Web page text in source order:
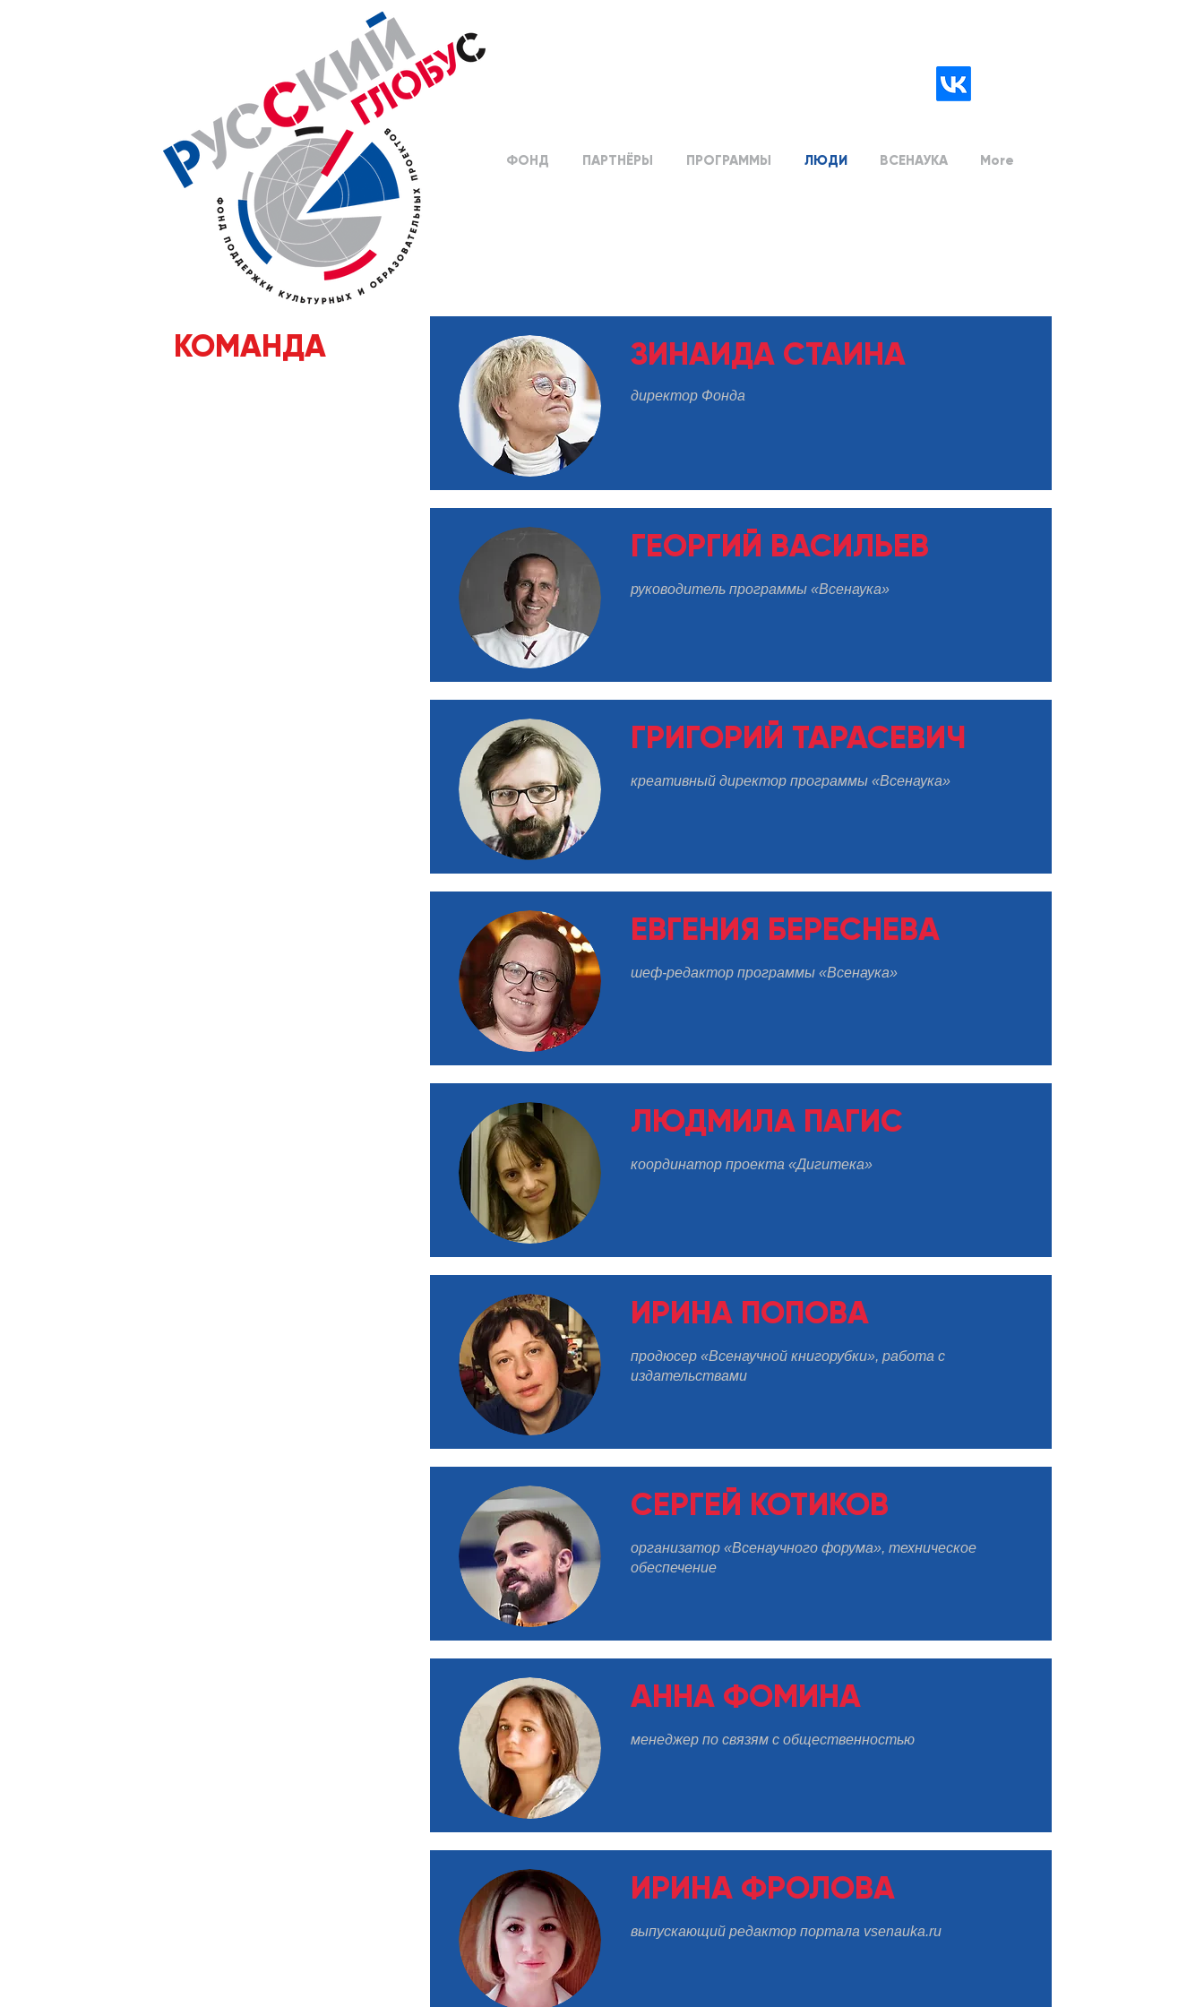
ФОНД ПАРТНЁРЫ ПРОГРАММЫ ЛЮДИ ВСЕНАУКА More
КОМАНДА ЗИНАИДА СТАИНА
директор Фонда
ГЕОРГИЙ ВАСИЛЬЕВ
руководитель программы «Всенаука»
ГРИГОРИЙ ТАРАСЕВИЧ
креативный директор программы «Всенаука»
ЕВГЕНИЯ БЕРЕСНЕВА
шеф-редактор программы «Всенаука»
ЛЮДМИЛА ПАГИС
координатор проекта «Дигитека»
ИРИНА ПОПОВА
продюсер «Всенаучной книгорубки», работа с
издательствами
СЕРГЕЙ КОТИКОВ
организатор «Всенаучного форума», техническое
обеспечение
АННА ФОМИНА
менеджер по связям с общественностью
ИРИНА ФРОЛОВА
выпускающий редактор портала vsenauka.ru